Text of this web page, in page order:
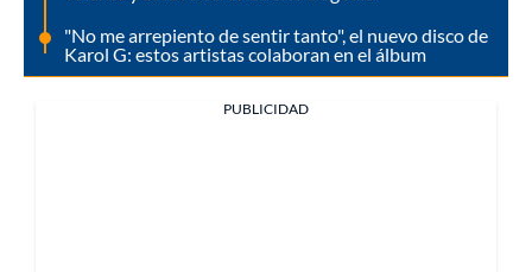
"No me arrepiento de sentir tanto", el nuevo disco de
Karol G: estos artistas colaboran en el álbum
PUBLICIDAD